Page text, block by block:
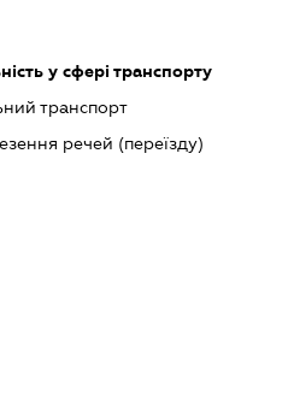
у сфері транспорту
транспорт
речей (переїзду)